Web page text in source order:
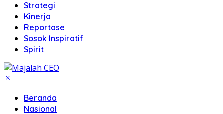
Strategi
Kinerja
Reportase
Sosok Inspiratif
Spirit
Beranda
Nasional